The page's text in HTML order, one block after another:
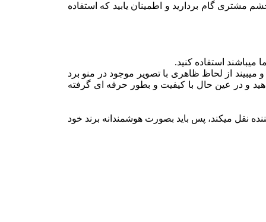
مشتری گام بردارید و اطمینان یابید که استفاده
استفاده کنید.
از لحاظ ظاهری با تصویر موجود در منو برد
و در عین حال با کیفیت و بطور حرفه ای گرفته
نقل میکند، پس باید بصورت هوشمندانه برند خود